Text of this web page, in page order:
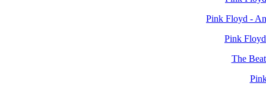
Pink Floyd -
Pink
The